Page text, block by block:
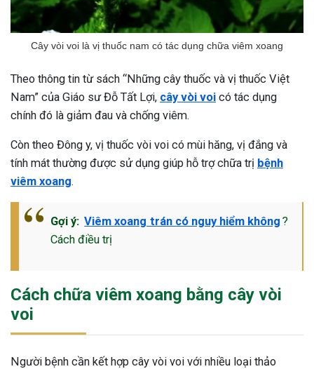
Cây vòi voi là vị thuốc nam có tác dụng chữa viêm xoang
Theo thông tin từ sách “Những cây thuốc và vị thuốc Việt
Nam” của Giáo sư Đỗ Tất Lợi, cây vòi voi có tác dụng
chính đó là giảm đau và chống viêm.
Còn theo Đông y, vị thuốc vòi voi có mùi hăng, vị đắng và
tính mát thường được sử dụng giúp hỗ trợ chữa trị bệnh
viêm xoang.
Gợi ý: Viêm xoang trán có nguy hiểm không ?
Cách điều trị
Cách chữa viêm xoang bằng cây vòi
voi
Người bệnh cần kết hợp cây vòi voi với nhiều loại thảo